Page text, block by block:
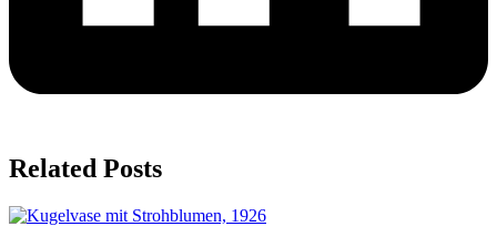
Related Posts